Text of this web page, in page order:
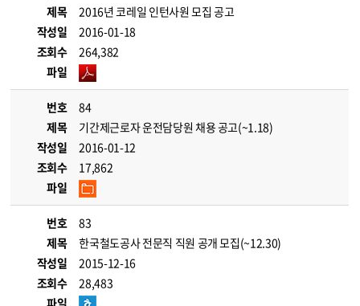
제목
2016년 코레일 인턴사원 모집 공고
작성일
2016-01-18
조회수
264,382
파일
번호
84
제목
기간제근로자 운전담당원 채용 공고(~1.18)
작성일
2016-01-12
조회수
17,862
파일
번호
83
제목
한국철도공사 전문직 직원 공개 모집(~12.30)
작성일
2015-12-16
조회수
28,483
파일